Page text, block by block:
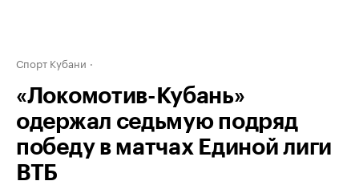
Спорт Кубани
«Локомотив-Кубань»
одержал седьмую подряд
победу в матчах Единой лиги
ВТБ